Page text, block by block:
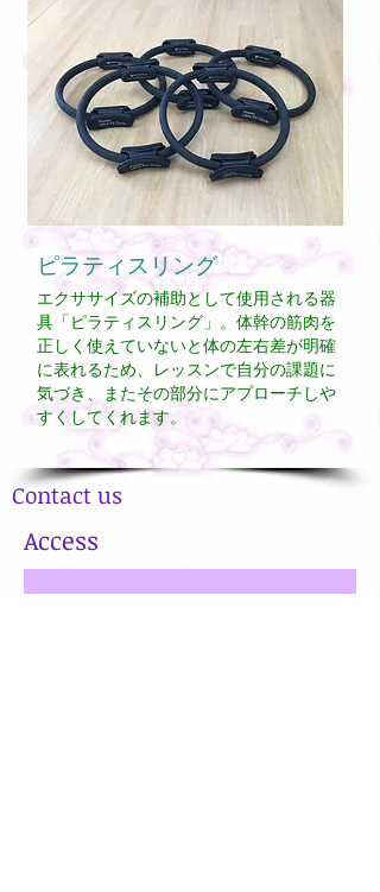
ピラティスリング
エクササイズの補助として使用される器
具「ピラティスリング」。体幹の筋肉を
正しく使えていないと体の左右差が明確
に表れるため、レッスンで自分の課題に
気づき、またその部分にアプローチしや
すくしてくれます。
Access
Contact us